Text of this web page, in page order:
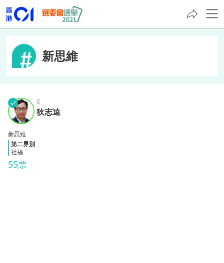
新思維
狄志
遠
✓
55票
6
狄志遠
新思維
第二界別
社福